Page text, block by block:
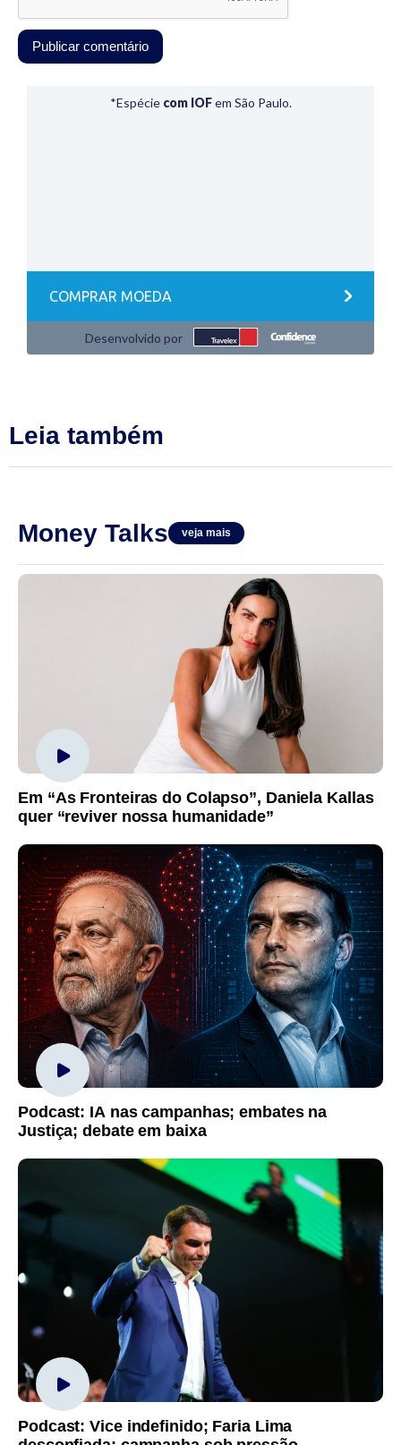
Leia também
Money Talks veja mais
Em “As Fronteiras do Colapso”, Daniela Kallas
quer “reviver nossa humanidade”
Podcast: IA nas campanhas; embates na
Justiça; debate em baixa
Podcast: Vice indefinido; Faria Lima